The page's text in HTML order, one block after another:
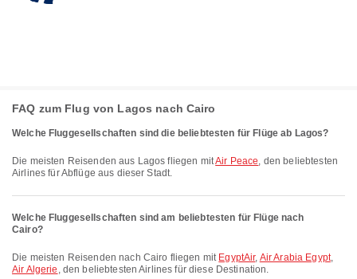
FAQ zum Flug von Lagos nach Cairo
Welche Fluggesellschaften sind die beliebtesten für Flüge ab Lagos?
Die meisten Reisenden aus Lagos fliegen mitAir Peace, den beliebtesten
Airlines für Abflüge aus dieser Stadt.
Welche Fluggesellschaften sind am beliebtesten für Flüge nach
Cairo?
Die meisten Reisenden nach Cairo fliegen mit EgyptAir, Air Arabia Egypt,
Air Algerie , den beliebtesten Airlines für diese Destination.